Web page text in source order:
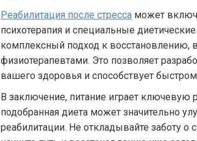
Реабилитация после стресса может
психотерапия и специальные
комплексный подход к восстановлению,
физиотерапевтами. Это позволяет
вашего здоровья и способствует
В заключение, питание играет ключевую
подобранная диета может значительно
реабилитации. Не откладывайте заботу о